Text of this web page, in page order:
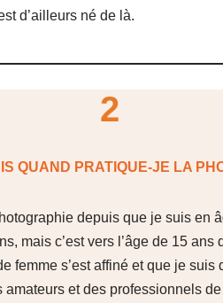
d’ailleurs né de là.
2
QUAND PRATIQUE-JE LA
depuis que je suis en
mais c’est vers l’âge de 15 ans
femme s’est affiné et que je suis
amateurs et des professionnels de